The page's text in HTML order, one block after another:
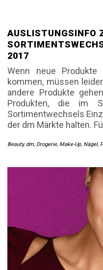
AUSLISTUNGSINFO
2017
Wenn neue
kommen, müssen
andere Produkte
Produkten, die im
Sortimentwechsels
der dm Märkte halten.
Beauty, dm, Drogerie, Make-Up, Nägel,